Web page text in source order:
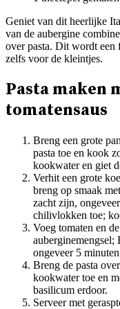
Geniet van dit heerlijke
van de aubergine
over pasta. Dit wordt een
zelfs voor de kleintjes.
Pasta maken
tomatensaus
Breng een grote
pasta toe en kook
kookwater en giet
Verhit een grote
breng op smaak
zacht zijn,
chilivlokken toe;
Voeg tomaten en
auberginemengsel;
ongeveer 5
Breng de pasta
kookwater toe en
basilicum erdoor.
Serveer met